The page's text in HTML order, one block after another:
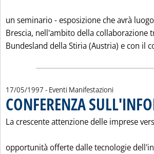
un seminario - esposizione che avrà
Brescia, nell'ambito della collaborazione
Bundesland della Stiria (Austria) e con il
17/05/1997 - Eventi Manifestazioni
CONFERENZA
La crescente attenzione delle imprese
opportunità offerte dalle tecnologie